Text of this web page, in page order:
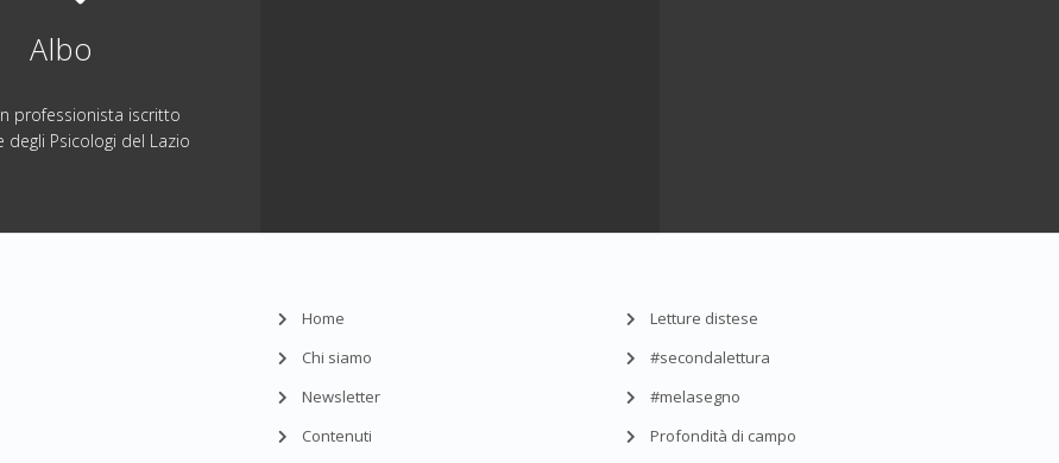
Albo
professionista iscritto
degli Psicologi del Lazio
Home
Chi siamo
Newsletter
Contenuti
Letture distese
#secondalettura
#melasegno
Profondità di campo